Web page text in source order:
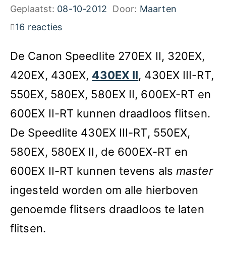
Geplaatst: 08-10-2012 Door: Maarten
16 reacties
De Canon Speedlite 270EX II, 320EX,
420EX, 430EX, 430EX II, 430EX III-RT,
550EX, 580EX, 580EX II, 600EX-RT en
600EX II-RT kunnen draadloos flitsen.
De Speedlite 430EX III-RT, 550EX,
580EX, 580EX II, de 600EX-RT en
600EX II-RT kunnen tevens als master
ingesteld worden om alle hierboven
genoemde flitsers draadloos te laten
flitsen.